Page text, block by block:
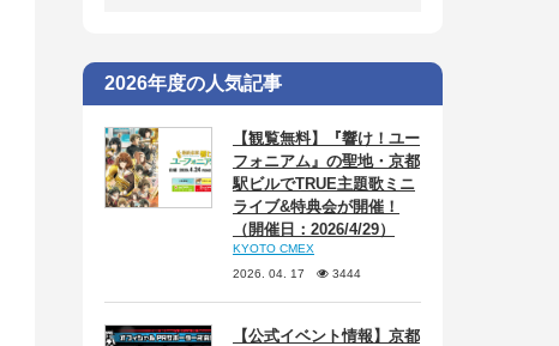
2026年度の人気記事
【観覧無料】『響け！ユー
フォニアム』の聖地・京都
駅ビルでTRUE主題歌ミニ
ライブ&特典会が開催！
（開催日：2026/4/29）
KYOTO CMEX
2026. 04. 17
3444
【公式イベント情報】京都